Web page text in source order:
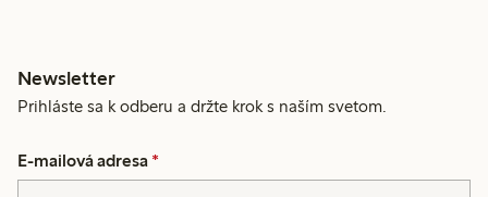
Newsletter
Prihláste sa k odberu a držte krok s naším svetom.
E-mailová adresa *